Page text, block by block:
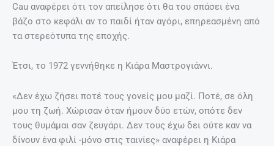
Cau αναφέρει ότι τον απείλησε ότι θα του σπάσει ένα
βάζο στο κεφάλι αν το παιδί ήταν αγόρι, επηρεασμένη από
τα στερεότυπα της εποχής.
Έτσι, το 1972 γεννήθηκε η Κιάρα Μαστρογιάννι.
«Δεν έχω ζήσει ποτέ τους γονείς μου μαζί. Ποτέ, σε όλη
μου τη ζωή. Χώρισαν όταν ήμουν δύο ετών, οπότε δεν
τους θυμάμαι σαν ζευγάρι. Δεν τους έχω δει ούτε καν να
δίνουν ένα φιλί -μόνο στις ταινίες» αναφέρει η Κιάρα